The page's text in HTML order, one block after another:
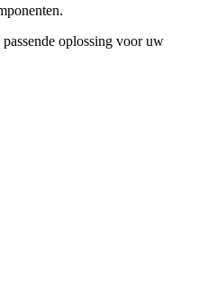
oplossing voor uw